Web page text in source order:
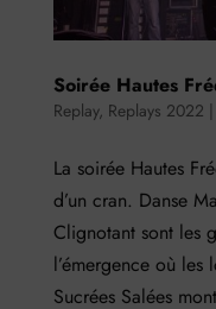
Soirée Hautes
Replay, Replays 2022 |
La soirée Hautes
d’un cran. Danse
Clignotant sont les
l’émergence où
Sucrées Salées